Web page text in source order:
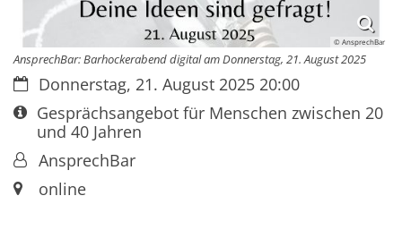
© AnsprechBar
AnsprechBar: Barhockerabend digital am Donnerstag, 21. August 2025
Datum:Donnerstag, 21. August 2025 20:00
Art bzw. Nummer:
Gesprächsangebot für Menschen zwischen 20
und 40 Jahren
Von:AnsprechBar
Ort:online